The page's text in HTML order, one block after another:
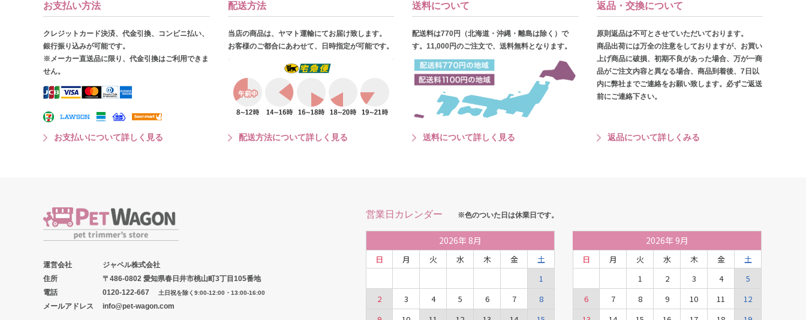
お支払い方法
クレジットカード決済、代金引換、コンビニ払い、
銀行振り込みが可能です。
※メーカー直送品に限り、代金引換はご利用できま
せん。
お支払いについて詳しく見る
配送方法
当店の商品は、ヤマト運輸にてお届け致します。
お客様のご都合にあわせて、日時指定が可能です。
配送方法について詳しく見る
送料について
配送料は770円（北海道・沖縄・離島は除く）で
す。11,000円のご注文で、送料無料となります。
送料について詳しく見る
返品・交換について
原則返品は不可とさせていただいております。
商品出荷には万全の注意をしておりますが、お買い
上げ商品に破損、初期不良があった場合、万が一商
品がご注文内容と異なる場合、商品到着後、7日以
内に弊社までご連絡をお願い致します。必ずご返送
前にご連絡下さい。
返品について詳しくみる
運営会社
ジャペル株式会社
住所
〒486-0802 愛知県春日井市桃山町3丁目105番地
電話
0120-122-667 土日祝を除く9:00-12:00・13:00-16:00
メールアドレス info@pet-wagon.com
営業日カレンダー ※色のついた日は休業日です。
2026年 8月
日 月 火 水 木 金
土
1
2
3 4 5 6 7
8
2026年 9月
日 月 火 水 木 金
土
1
2 3 4
5
6
7 8 9 10 11
12